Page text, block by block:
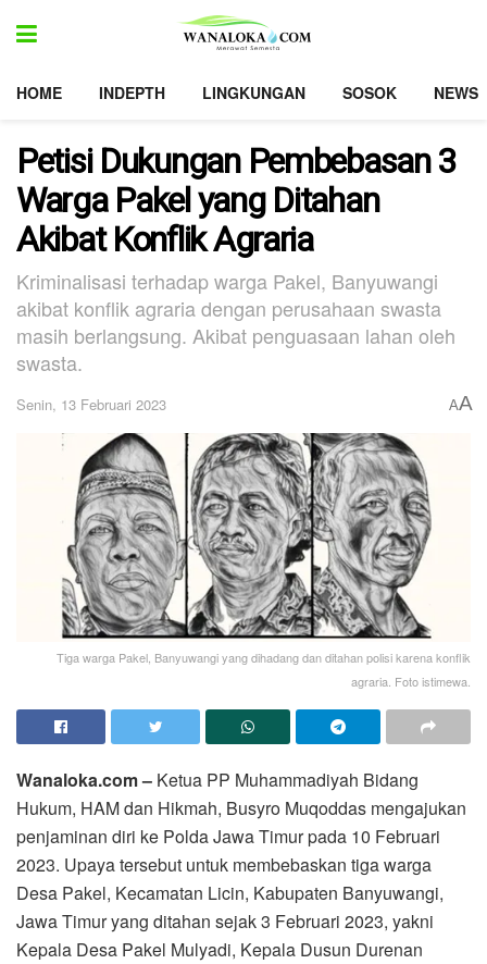
HOME INDEPTH LINGKUNGAN SOSOK NEWS
Petisi Dukungan Pembebasan 3
Warga Pakel yang Ditahan
Akibat Konflik Agraria
Kriminalisasi terhadap warga Pakel, Banyuwangi
akibat konflik agraria dengan perusahaan swasta
masih berlangsung. Akibat penguasaan lahan oleh
swasta.
Senin, 13 Februari 2023 AA
Tiga warga Pakel, Banyuwangi yang dihadang dan ditahan polisi karena konflik
agraria. Foto istimewa.
Wanaloka.com – Ketua PP Muhammadiyah Bidang
Hukum, HAM dan Hikmah, Busyro Muqoddas mengajukan
penjaminan diri ke Polda Jawa Timur pada 10 Februari
2023. Upaya tersebut untuk membebaskan tiga warga
Desa Pakel, Kecamatan Licin, Kabupaten Banyuwangi,
Jawa Timur yang ditahan sejak 3 Februari 2023, yakni
Kepala Desa Pakel Mulyadi, Kepala Dusun Durenan